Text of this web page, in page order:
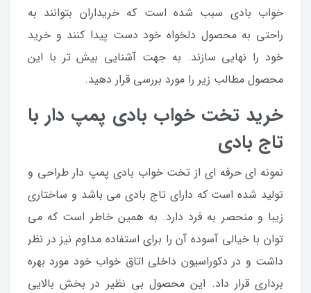
خواب بادی سبب شده است که خریداران بتوانند به
راحتی به محصول دلخواه خود دست پیدا کنند و خرید
خود را نهایی سازند. به جهت آشنایی بیش تر با این
محصول مطالب زیر را مورد بررسی قرار دهید.
خرید تخت خواب بادی پمپ دار با
تاج بادی
نمونه ای حرفه ای از تخت خواب بادی پمپ دار طراحی و
تولید شده است که دارای تاج بادی می باشد و ساختاری
زیبا و منحصر به فرد دارد. به همین خاطر است که می
توان با خیالی آسوده آن را برای استفاده مداوم نیز در نظر
داشت و در دکوراسیون داخلی اتاق خواب خود مورد بهره
برداری قرار داد. این محصول بی نظیر در بخش بالایی